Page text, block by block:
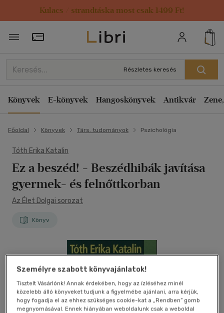
Kulacs / strandtáska most csak 1499 Ft!
Törzsvásárlói Kártya adatai
Részletes keresés
Könyvek E-könyvek Hangoskönyvek Antikvár
Főoldal Könyvek Társ. tudományok Pszichológia
Tóth Erika Katalin
Ez a beszéd! - Beszédhibák javítása
gyermek- és felnőttkorban
Az Élet Dolgai sorozat
Könyv
Személyre szabott könyvajánlatok!
Tisztelt Vásárlónk! Annak érdekében, hogy az ízléséhez minél
közelebb álló könyveket tudjunk a figyelmébe ajánlani, arra kérjük,
hogy fogadja el az ehhez szükséges cookie-kat a „Rendben” gomb
megnyomásával. Ennek hiányában weboldalunk csak a weboldal